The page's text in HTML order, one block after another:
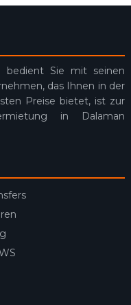
bedient Sie mit seinen
das Ihnen in der
Preise bietet, ist zur
in Dalaman